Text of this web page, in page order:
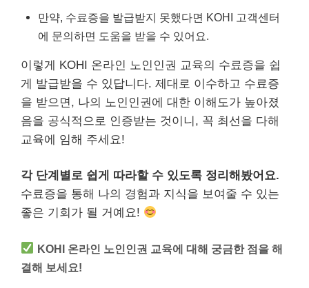
만약, 수료증을 발급받지 못했다면 KOHI 고객센터
에 문의하면 도움을 받을 수 있어요.
이렇게 KOHI 온라인 노인인권 교육의 수료증을 쉽
게 발급받을 수 있답니다. 제대로 이수하고 수료증
을 받으면, 나의 노인인권에 대한 이해도가 높아졌
음을 공식적으로 인증받는 것이니, 꼭 최선을 다해
교육에 임해 주세요!
각 단계별로 쉽게 따라할 수 있도록 정리해봤어요.
수료증을 통해 나의 경험과 지식을 보여줄 수 있는
좋은 기회가 될 거예요!
KOHI 온라인 노인인권 교육에 대해 궁금한 점을 해
결해 보세요!